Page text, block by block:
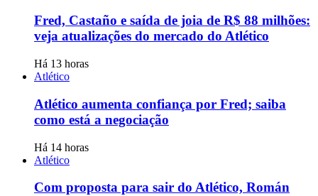
Fred, Castaño e saída de joia de R$ 88 milhões:
veja atualizações do mercado do Atlético
Há 13 horas
Atlético
Atlético aumenta confiança por Fred; saiba
como está a negociação
Há 14 horas
Atlético
Com proposta para sair do Atlético, Román